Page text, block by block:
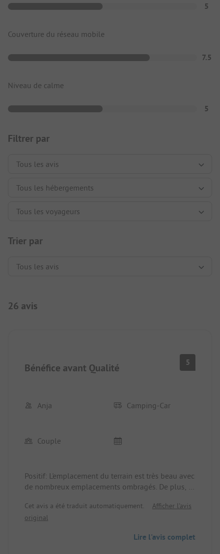
5
Couverture du réseau mobile
7.5
Niveau de calme
5
Filtrer par
Trier par
26 avis
Bénéfice avant Qualité 5
Anja Camping-Car
Couple
Positif: L'emplacement du terrain est très beau avec
de nombreux emplacements ombragés. De plus, il
avec un personnel amical à un prix raisonnable.
Réception germanophone.
mail, donc les demandes de dernière minute ne
Cet avis a été traduit automatiquement.
Afficher l'avis
original
Lire l'avis complet